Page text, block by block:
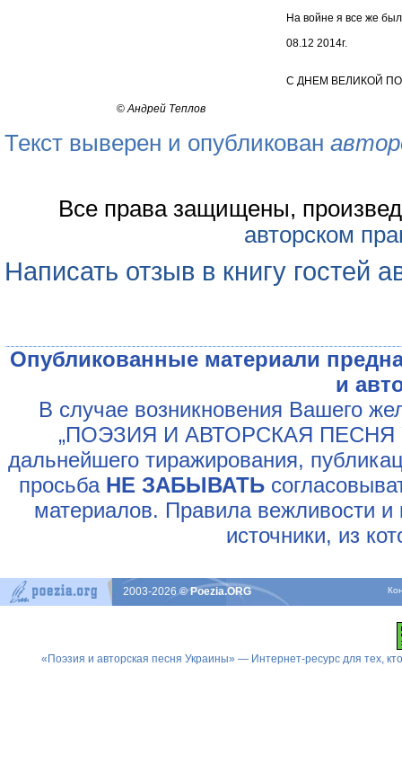
На войне я все же
08.12 2014г.
С ДНЕМ ВЕЛИКОЙ
©Андрей Теплов
Текст выверен и опубликован
Все права защищены,
авторском
Написать отзыв в книгу гостей
Опубликованные материали
и
В случае возникновения Вашего
„ПОЭЗИЯ И АВТОРСКАЯ ПЕСНЯ
дальнейшего тиражирования,
просьба НЕ ЗАБЫВАТЬ
материалов. Правила вежливости и
источники, из
2003-2026© Poezia.ORG
«Поэзия и авторская песня Украины» — Интернет-ресурс для тех,